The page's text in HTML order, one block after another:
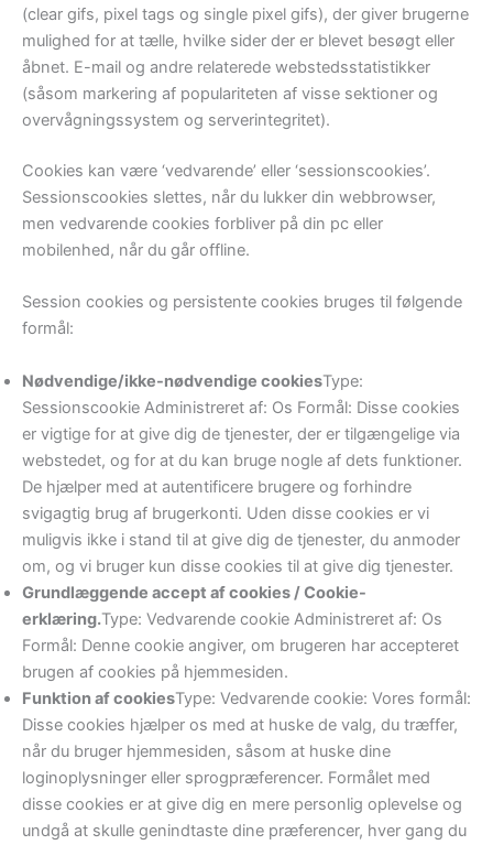
(clear gifs, pixel tags og single pixel gifs), der giver brugerne
mulighed for at tælle, hvilke sider der er blevet besøgt eller
åbnet. E-mail og andre relaterede webstedsstatistikker
(såsom markering af populariteten af ​​visse sektioner og
overvågningssystem og serverintegritet).
Cookies kan være ‘vedvarende’ eller ‘sessionscookies’.
Sessionscookies slettes, når du lukker din webbrowser,
men vedvarende cookies forbliver på din pc eller
mobilenhed, når du går offline.
Session cookies og persistente cookies bruges til følgende
formål:
Nødvendige/ikke-nødvendige cookiesType:
Sessionscookie Administreret af: Os Formål: Disse cookies
er vigtige for at give dig de tjenester, der er tilgængelige via
webstedet, og for at du kan bruge nogle af dets funktioner.
De hjælper med at autentificere brugere og forhindre
svigagtig brug af brugerkonti. Uden disse cookies er vi
muligvis ikke i stand til at give dig de tjenester, du anmoder
om, og vi bruger kun disse cookies til at give dig tjenester.
Grundlæggende accept af cookies / Cookie-
erklæring.Type: Vedvarende cookie Administreret af: Os
Formål: Denne cookie angiver, om brugeren har accepteret
brugen af ​​cookies på hjemmesiden.
Funktion af cookiesType: Vedvarende cookie: Vores formål:
Disse cookies hjælper os med at huske de valg, du træffer,
når du bruger hjemmesiden, såsom at huske dine
loginoplysninger eller sprogpræferencer. Formålet med
disse cookies er at give dig en mere personlig oplevelse og
undgå at skulle genindtaste dine præferencer, hver gang du